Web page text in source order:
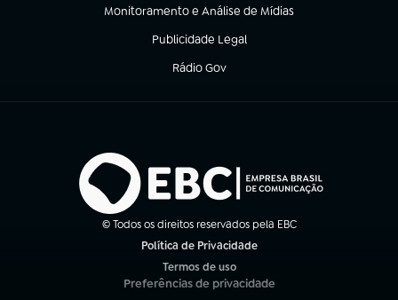
Monitoramento e Análise de Mídias
(abre em nova aba)
Publicidade Legal
(abre em nova aba)
Rádio Gov
(abre em nova aba)
© Todos os direitos reservados pela EBC
Política de Privacidade
Termos de uso
(abre em nova aba)
Preferências de privacidade